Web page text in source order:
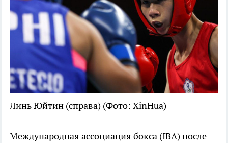
Линь Юйтин (справа) (Фото: XinHua)
Международная ассоциация бокса (IBA) после